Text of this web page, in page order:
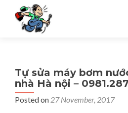
Tự sửa máy bơm
nhà Hà nội –
Posted on 27 November, 2017